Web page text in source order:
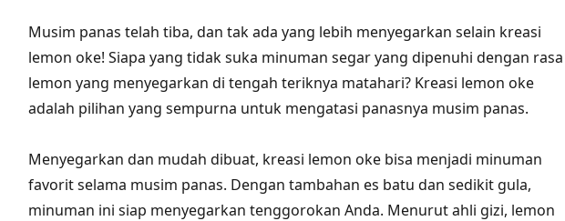
Musim panas telah tiba, dan tak ada yang lebih menyegarkan selain kreasi
lemon oke! Siapa yang tidak suka minuman segar yang dipenuhi dengan rasa
lemon yang menyegarkan di tengah teriknya matahari? Kreasi lemon oke
adalah pilihan yang sempurna untuk mengatasi panasnya musim panas.
Menyegarkan dan mudah dibuat, kreasi lemon oke bisa menjadi minuman
favorit selama musim panas. Dengan tambahan es batu dan sedikit gula,
minuman ini siap menyegarkan tenggorokan Anda. Menurut ahli gizi, lemon